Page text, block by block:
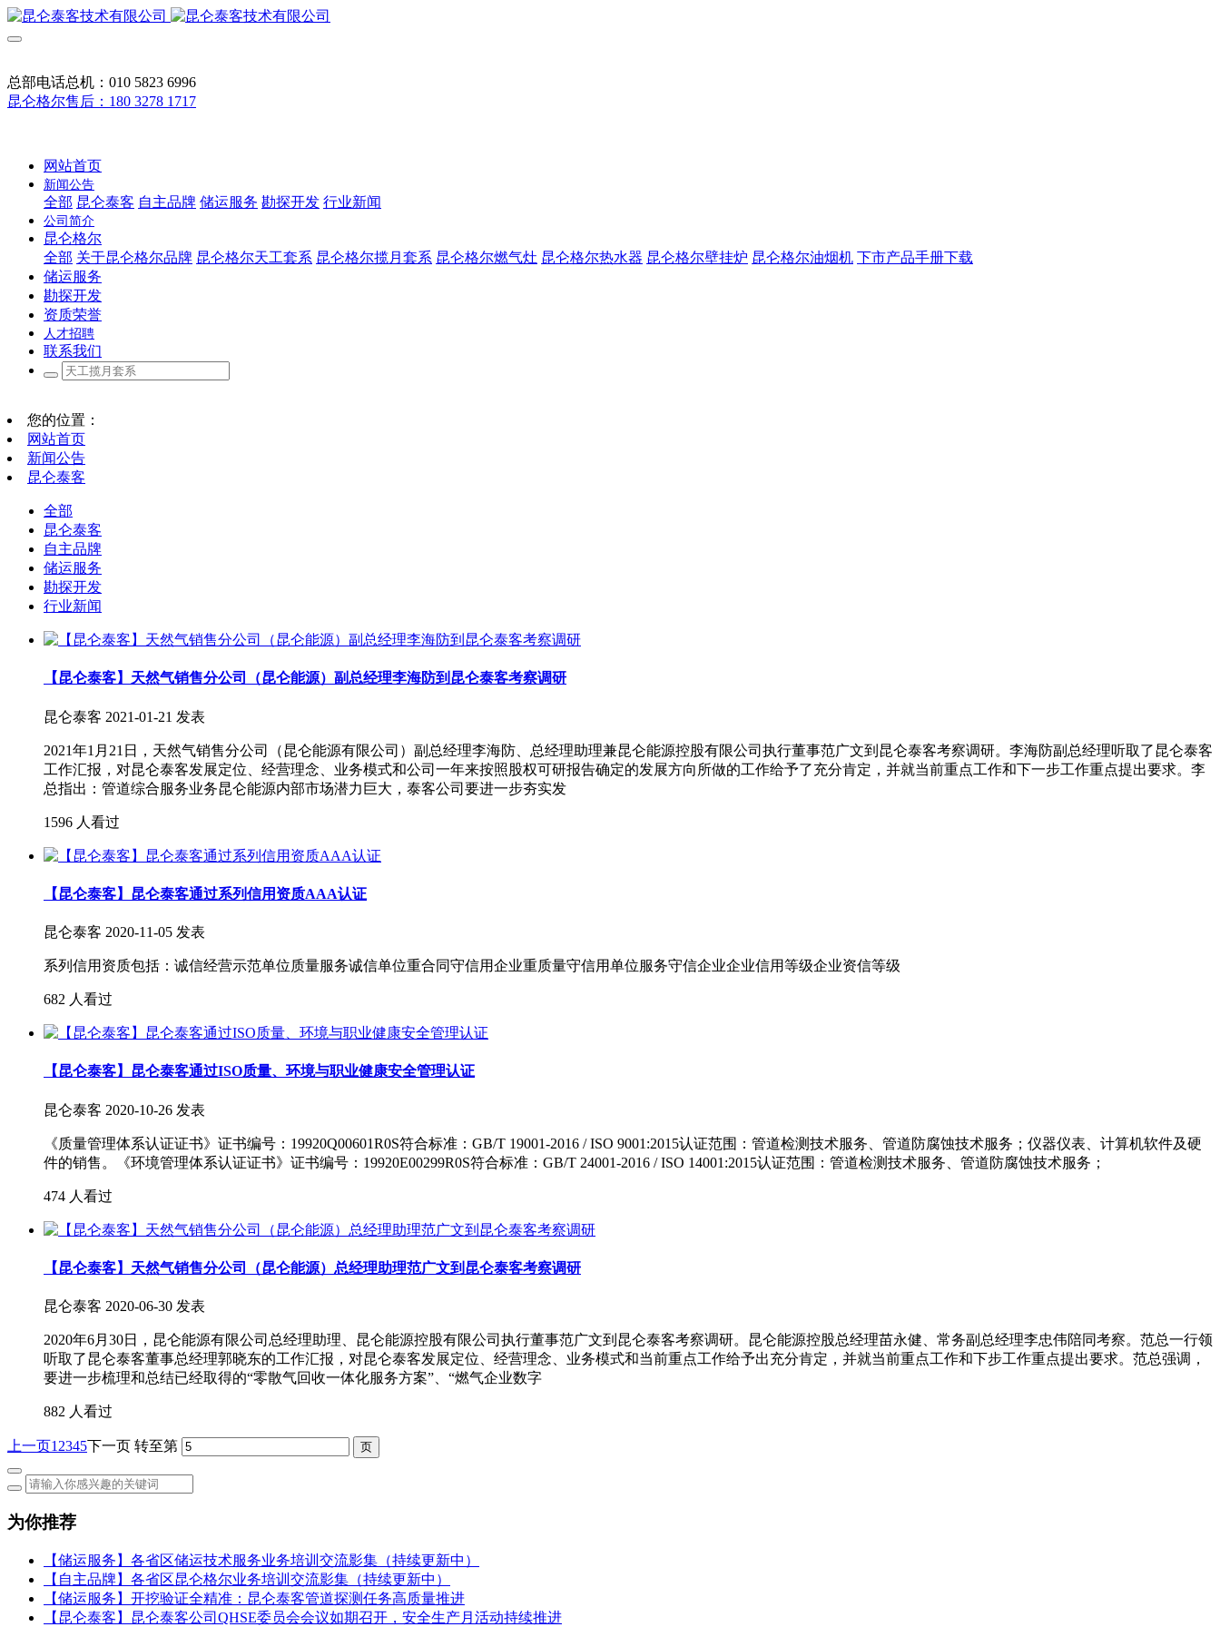
总部电话总机：010 5823 6996
昆仑格尔售后：180 3278 1717
网站首页
新闻公告
全部 昆仑泰客 自主品牌 储运服务 勘探开发 行业新闻
公司简介
昆仑格尔
全部 关于昆仑格尔品牌 昆仑格尔天工套系 昆仑格尔揽月套系 昆仑格尔燃气灶 昆仑格尔热水器 昆仑格尔壁挂炉 昆仑格尔油烟机 下市产品手册下载
储运服务
勘探开发
资质荣誉
人才招聘
联系我们
您的位置：
网站首页
新闻公告
昆仑泰客
全部
昆仑泰客
自主品牌
储运服务
勘探开发
行业新闻
【昆仑泰客】天然气销售分公司（昆仑能源）副总经理李海防到昆仑泰客考察调研
昆仑泰客 2021-01-21 发表
2021年1月21日，天然气销售分公司（昆仑能源有限公司）副总经理李海防、总经理助理兼昆仑能源控股有限公司执行董事范广文到昆仑泰客考察调研。李海防副总经理听取了昆仑泰客
工作汇报，对昆仑泰客发展定位、经营理念、业务模式和公司一年来按照股权可研报告确定的发展方向所做的工作给予了充分肯定，并就当前重点工作和下一步工作重点提出要求。李
总指出：管道综合服务业务昆仑能源内部市场潜力巨大，泰客公司要进一步夯实发
1596 人看过
【昆仑泰客】昆仑泰客通过系列信用资质AAA认证
昆仑泰客 2020-11-05 发表
系列信用资质包括：诚信经营示范单位质量服务诚信单位重合同守信用企业重质量守信用单位服务守信企业企业信用等级企业资信等级
682 人看过
【昆仑泰客】昆仑泰客通过ISO质量、环境与职业健康安全管理认证
昆仑泰客 2020-10-26 发表
《质量管理体系认证证书》证书编号：19920Q00601R0S符合标准：GB/T 19001-2016 / ISO 9001:2015认证范围：管道检测技术服务、管道防腐蚀技术服务；仪器仪表、计算机软件及硬
件的销售。《环境管理体系认证证书》证书编号：19920E00299R0S符合标准：GB/T 24001-2016 / ISO 14001:2015认证范围：管道检测技术服务、管道防腐蚀技术服务；
474 人看过
【昆仑泰客】天然气销售分公司（昆仑能源）总经理助理范广文到昆仑泰客考察调研
昆仑泰客 2020-06-30 发表
2020年6月30日，昆仑能源有限公司总经理助理、昆仑能源控股有限公司执行董事范广文到昆仑泰客考察调研。昆仑能源控股总经理苗永健、常务副总经理李忠伟陪同考察。范总一行领
听取了昆仑泰客董事总经理郭晓东的工作汇报，对昆仑泰客发展定位、经营理念、业务模式和当前重点工作给予出充分肯定，并就当前重点工作和下步工作重点提出要求。范总强调，
要进一步梳理和总结已经取得的“零散气回收一体化服务方案”、“燃气企业数字
882 人看过
上一页1 2345下一页 转至第
为你推荐
【储运服务】各省区储运技术服务业务培训交流影集（持续更新中）
【自主品牌】各省区昆仑格尔业务培训交流影集（持续更新中）
【储运服务】开挖验证全精准：昆仑泰客管道探测任务高质量推进
【昆仑泰客】昆仑泰客公司QHSE委员会会议如期召开，安全生产月活动持续推进